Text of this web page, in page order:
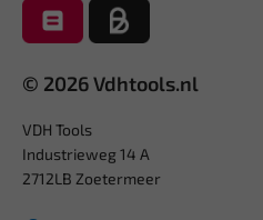
© 2026 Vdhtools.nl
VDH Tools
Industrieweg 14 A
2712LB Zoetermeer